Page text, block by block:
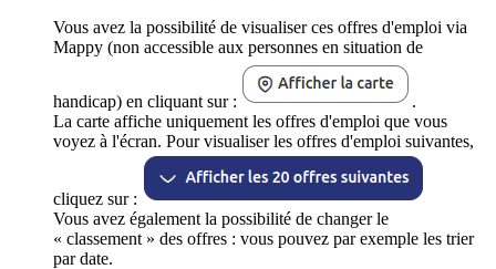
Vous avez la possibilité de visualiser ces offres d'emploi via
Mappy (non accessible aux personnes en situation de
handicap) en cliquant sur :
.
La carte affiche uniquement les offres d'emploi que vous
voyez à l'écran. Pour visualiser les offres d'emploi suivantes,
cliquez sur :
Vous avez également la possibilité de changer le
« classement » des offres : vous pouvez par exemple les trier
par date.